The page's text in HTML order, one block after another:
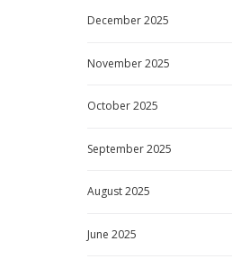
December2025
November2025
October2025
September2025
August2025
June 2025